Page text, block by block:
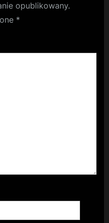
opublikowany.
*